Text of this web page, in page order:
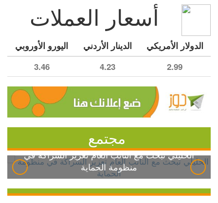
أسعار العملات
الدولار الأمريكي الدينار الأردني اليورو الأوروبي
2.99
4.23
3.46
مجتمع
الخليلي تبحث مع النائب العام تعزيز الشراكة في
منظومة الحماية